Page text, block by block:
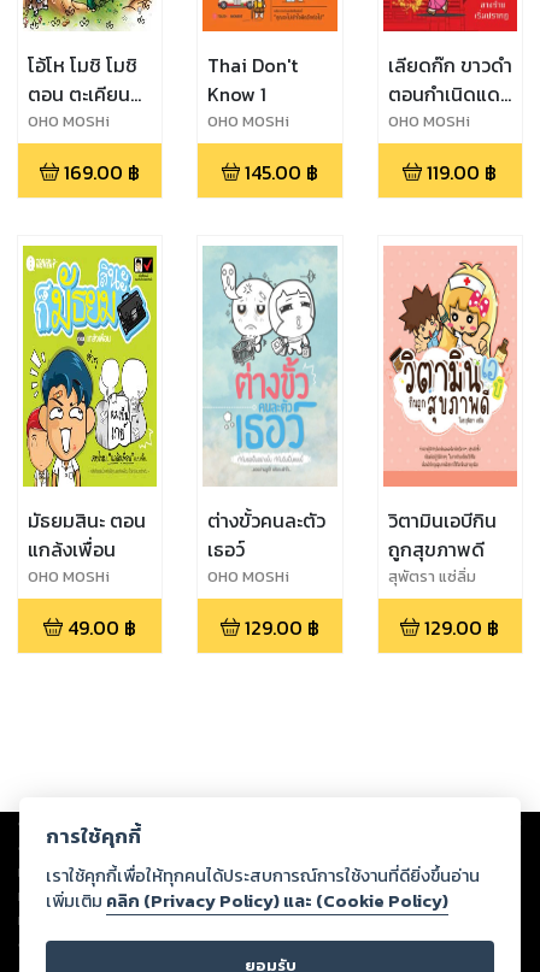
โอ้โห โมชิ โมชิ
ตอน ตะเคียน
เฮี้ยนจริงๆ
เล่ม1
OHO MOSHi
GaNG
169.00 ฿
Thai Don't
Know 1
OHO MOSHi
GaNG
145.00 ฿
เลียดก๊ก ขาวดำ
ตอนกำเนิดแดน
มังกร
OHO MOSHi
GaNG
119.00 ฿
มัธยมสินะ ตอน
แกล้งเพื่อน
OHO MOSHi
GaNG
49.00 ฿
ต่างขั้วคนละตัว
เธอว์
OHO MOSHi
GaNG
129.00 ฿
วิตามินเอบีกิน
ถูกสุขภาพดี
สุพัตรา แซ่ลิ่ม
129.00 ฿
Copyright © 2026
ต่อผลงานหรือเนื้อหาใดที่อัปโหลดผ่านเว็บไซต์และปรากฏว่าละเมิดสิทธิใน
ทรัพย์สินทางปัญญาของบุคคลอื่นหรือขัดต่อกฎหมายและศีลธรรม ดังนั้น ผู้อ่าน
ทุกท่านโปรดใช้วิจารณญาณในการกลั่นกรองด้วยตนเอง และหากท่านพบว่าส่วน
หนึ่งส่วนใดขัดต่อกฎหมายและศีลธรรม กรุณาแจ้งมายังบริษัท เพื่อทีมงานจะได้
ดำเนินการในทันที ทั้งนี้ ทางสตอรี่ล็อกขอสงวนลิขสิทธิ์ตามพระราชบัญญัติ
การใช้คุกกี้
เราใช้คุกกี้เพื่อให้ทุกคนได้ประสบการณ์การใช้งานที่ดียิ่งขึ้นอ่าน
เพิ่มเติม คลิก (Privacy Policy) และ (Cookie Policy)
ยอมรับ